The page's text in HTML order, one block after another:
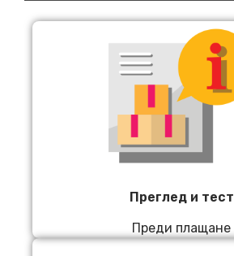
Преглед и тест
Преди плащане